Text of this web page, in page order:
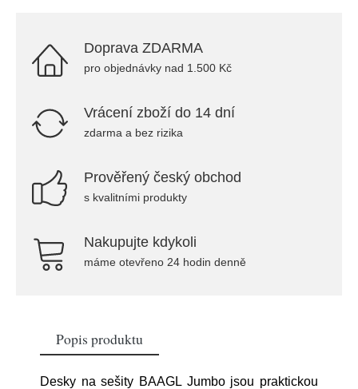
Doprava ZDARMA
pro objednávky nad 1.500 Kč
Vrácení zboží do 14 dní
zdarma a bez rizika
Prověřený český obchod
s kvalitními produkty
Nakupujte kdykoli
máme otevřeno 24 hodin denně
Popis produktu
Desky na sešity BAAGL Jumbo jsou praktickou